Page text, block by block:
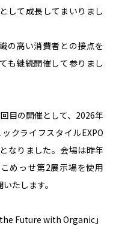
して成長してまいりまし
の高い消費者との接点を
も継続開催して参りまし
目の開催として、2026年
クライフスタイルEXPO
なりました。会場は昨年
めっせ第2展示場を使用
たします。
Future with Organic」